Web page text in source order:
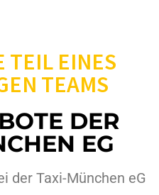
TEIL EINES
TEAMS
DER
EG
der Taxi-München eG